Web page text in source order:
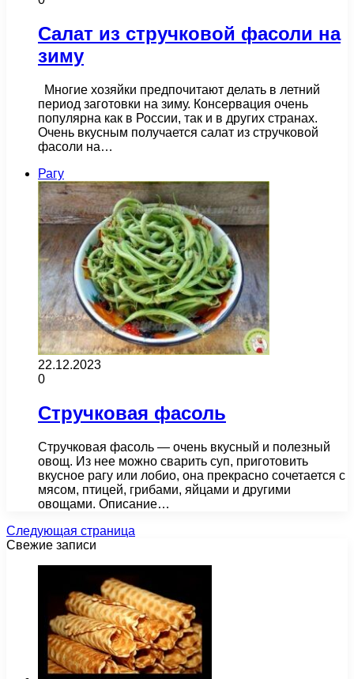
Салат из стручковой фасоли на
зиму
Многие хозяйки предпочитают делать в летний
период заготовки на зиму. Консервация очень
популярна как в России, так и в других странах.
Очень вкусным получается салат из стручковой
фасоли на…
Рагу
22.12.2023
0
Стручковая фасоль
Стручковая фасоль — очень вкусный и полезный
овощ. Из нее можно сварить суп, приготовить
вкусное рагу или лобио, она прекрасно сочетается с
мясом, птицей, грибами, яйцами и другими
овощами. Описание…
Следующая страница
Свежие записи